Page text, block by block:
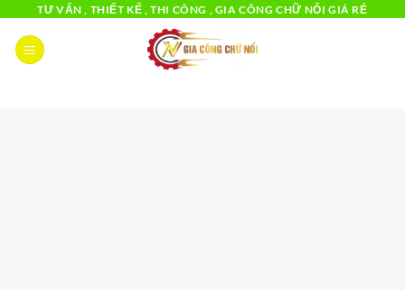
qua
nội
TƯ VẤN , THIẾT KẾ , THI CÔNG , GIA CÔNG CHỮ NỔI GIÁ RẺ